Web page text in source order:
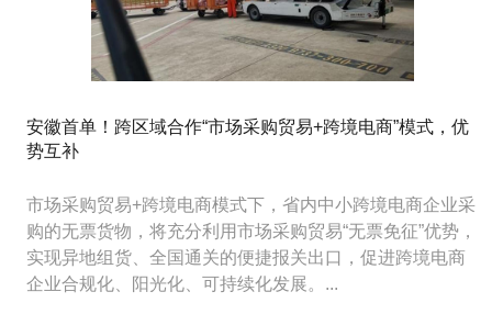
安徽首单！跨区域合作“市场采购贸易+跨境电商”模式，优
势互补
市场采购贸易+跨境电商模式下，省内中小跨境电商企业采
购的无票货物，将充分利用市场采购贸易“无票免征”优势，
实现异地组货、全国通关的便捷报关出口，促进跨境电商
企业合规化、阳光化、可持续化发展。...